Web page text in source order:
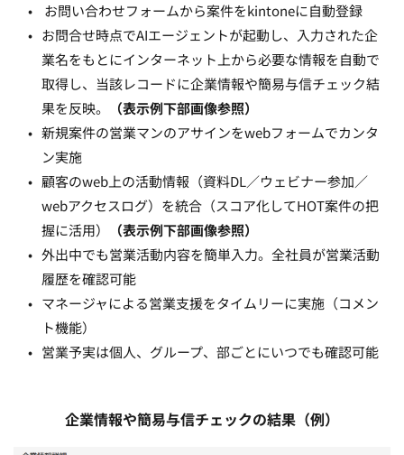
お問い合わせフォームから案件をkintoneに自動登録
お問合せ時点でAIエージェントが起動し、入力された企
業名をもとにインターネット上から必要な情報を自動で
取得し、当該レコードに企業情報や簡易与信チェック結
果を反映。
（表示例下部画像参照）
新規案件の営業マンのアサインをwebフォームでカンタ
ン実施
顧客のweb上の活動情報（資料DL／ウェビナー参加／
webアクセスログ）を統合（スコア化してHOT案件の把
握に活用）
（表示例下部画像参照）
外出中でも営業活動内容を簡単入力。全社員が営業活動
履歴を確認可能
マネージャによる営業支援をタイムリーに実施（コメン
ト機能）
営業予実は個人、グループ、部ごとにいつでも確認可能
企業情報や簡易与信チェックの結果（例）